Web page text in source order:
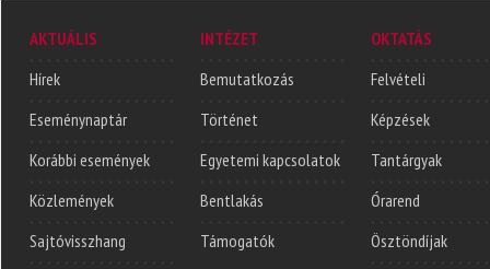
AKTUÁLIS
Hírek
Eseménynaptár
Korábbi események
Közlemények
Sajtóvisszhang
INTÉZET
Bemutatkozás
Történet
Egyetemi kapcsolatok
Bentlakás
Támogatók
OKTATÁS
Felvételi
Képzések
Tantárgyak
Órarend
Ösztöndíjak